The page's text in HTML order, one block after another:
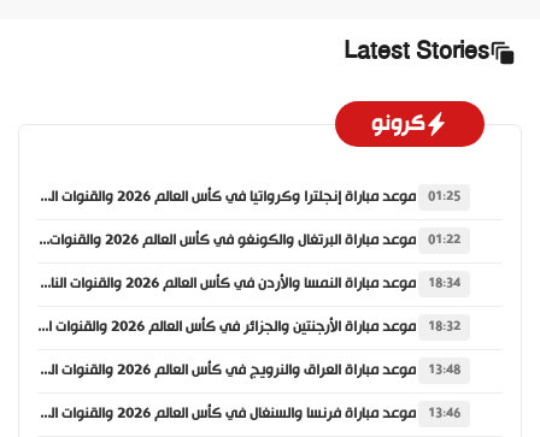
Latest Stories
كرونو
01:25 موعد مباراة إنجلترا وكرواتيا في كأس العالم 2026 والقنوات الناقلة
01:22 موعد مباراة البرتغال والكونغو في كأس العالم 2026 والقنوات الناقلة
18:34 موعد مباراة النمسا والأردن في كأس العالم 2026 والقنوات الناقلة
18:32 موعد مباراة الأرجنتين والجزائر في كأس العالم 2026 والقنوات الناقلة
13:48 موعد مباراة العراق والنرويج في كأس العالم 2026 والقنوات الناقلة
13:46 موعد مباراة فرنسا والسنغال في كأس العالم 2026 والقنوات الناقلة